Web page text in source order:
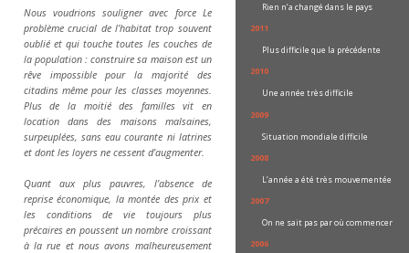
Nous voudrions souligner avec force Le
problème crucial de l’habitat trop souvent
oublié et qui touche toutes les couches de
la population : construire sa maison est un
rêve impossible pour la majorité des
citadins même pour les classes moyennes.
Plus de la moitié des familles vit en
location dans des maisons malsaines,
surpeuplées, sans eau courante ni latrines
et dont les loyers ne cessent d’augmenter.
Quant aux plus pauvres, l’absence de
reprise économique, la montée des prix et
les conditions de vie toujours plus
précaires en poussent un nombre croissant
à la rue et nous avons malheureusement
Rien n’a changé dans le pays
2011
Plus difficile que la précédente
2010
Une année très difficile
2009
Situation mondiale difficile
2008
L’année a été très mouvementée
2007
On ne sait pas par où commencer
2006